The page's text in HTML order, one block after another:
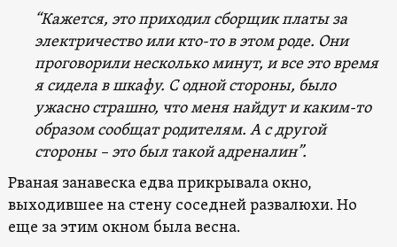
“Кажется, это приходил сборщик платы за
электричество или кто-то в этом роде. Они
проговорили несколько минут, и все это время
я сидела в шкафу. С одной стороны, было
ужасно страшно, что меня найдут и каким-то
образом сообщат родителям. А с другой
стороны – это был такой адреналин”.
Рваная занавеска едва прикрывала окно,
выходившее на стену соседней развалюхи. Но
еще за этим окном была весна.